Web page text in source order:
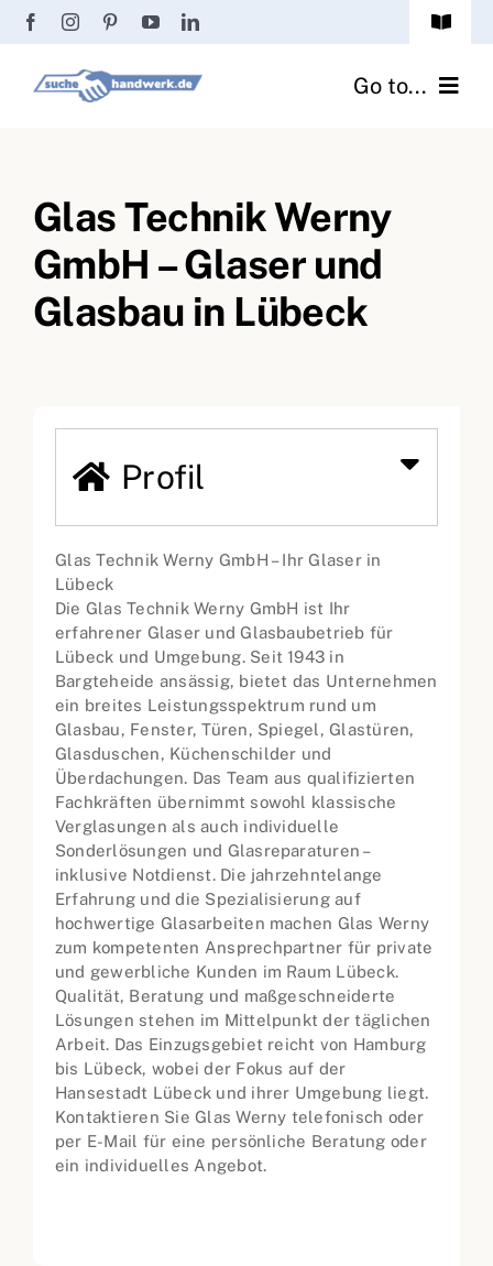
Zum
springen
Toggle
Passwort vergessen? Go to...
Fliesenrechner
Handwerker Ratgeber
Glas Technik Werny
GmbH – Glaser und
Glasbau in Lübeck
Profil
Glas Technik Werny GmbH – Ihr Glaser in
Lübeck
Die Glas Technik Werny GmbH ist Ihr
erfahrener Glaser und Glasbaubetrieb für
Lübeck und Umgebung. Seit 1943 in
Bargteheide ansässig, bietet das Unternehmen
ein breites Leistungsspektrum rund um
Glasbau, Fenster, Türen, Spiegel, Glastüren,
Glasduschen, Küchenschilder und
Überdachungen. Das Team aus qualifizierten
Fachkräften übernimmt sowohl klassische
Verglasungen als auch individuelle
Sonderlösungen und Glasreparaturen –
inklusive Notdienst. Die jahrzehntelange
Erfahrung und die Spezialisierung auf
hochwertige Glasarbeiten machen Glas Werny
zum kompetenten Ansprechpartner für private
und gewerbliche Kunden im Raum Lübeck.
Qualität, Beratung und maßgeschneiderte
Lösungen stehen im Mittelpunkt der täglichen
Arbeit. Das Einzugsgebiet reicht von Hamburg
bis Lübeck, wobei der Fokus auf der
Hansestadt Lübeck und ihrer Umgebung liegt.
Kontaktieren Sie Glas Werny telefonisch oder
per E-Mail für eine persönliche Beratung oder
ein individuelles Angebot.